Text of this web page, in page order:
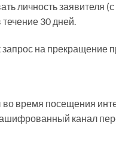
личность заявителя
30 дней.
на прекращение
время посещения
канал